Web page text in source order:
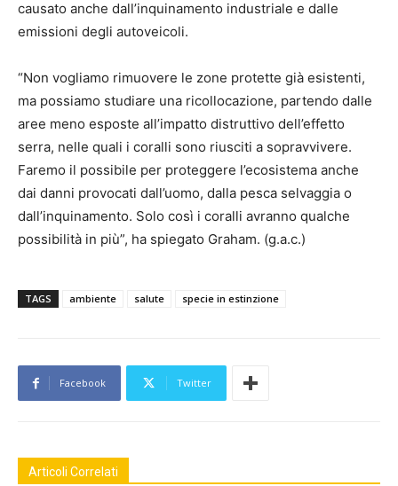
causato anche dall’inquinamento industriale e dalle
emissioni degli autoveicoli.
“Non vogliamo rimuovere le zone protette già esistenti,
ma possiamo studiare una ricollocazione, partendo dalle
aree meno esposte all’impatto distruttivo dell’effetto
serra, nelle quali i coralli sono riusciti a sopravvivere.
Faremo il possibile per proteggere l’ecosistema anche
dai danni provocati dall’uomo, dalla pesca selvaggia o
dall’inquinamento. Solo così i coralli avranno qualche
possibilità in più”, ha spiegato Graham. (g.a.c.)
TAGS ambiente salute specie in estinzione
Facebook Twitter
Articoli Correlati